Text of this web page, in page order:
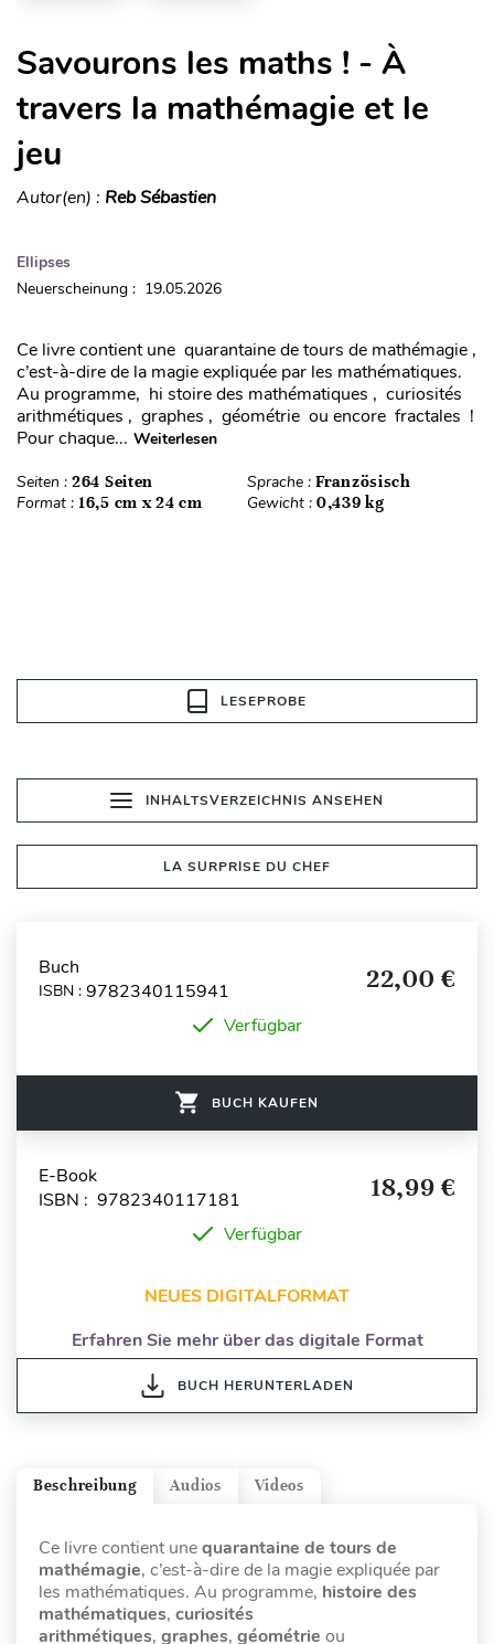
Savourons les maths ! - À
travers la mathémagie et le
jeu
Autor(en) : Reb Sébastien
Ellipses
Neuerscheinung : 19.05.2026
Ce livre contient une quarantaine de tours de mathémagie ,
c’est-à-dire de la magie expliquée par les mathématiques.
Au programme, hi stoire des mathématiques , curiosités
arithmétiques , graphes , géométrie ou encore fractales !
Pour chaque... Weiterlesen
Seiten : 264 Seiten Sprache : Französisch
Format : 16,5 cm x 24 cm Gewicht : 0,439 kg
LESEPROBE
INHALTSVERZEICHNIS ANSEHEN
LA SURPRISE DU CHEF
Buch
ISBN : 9782340115941 22,00 €
Verfügbar
BUCH KAUFEN
E-Book
ISBN : 9782340117181
18,99 €
Verfügbar
NEUES DIGITALFORMAT
Erfahren Sie mehr über das digitale Format
BUCH HERUNTERLADEN
Videos
Audios
Beschreibung
Ce livre contient unequarantaine de tours de
mathémagie, c’est-à-dire de la magie expliquée par
les mathématiques. Au programme, histoire des
mathématiques, curiosités
arithmétiques, graphes, géométrie ou